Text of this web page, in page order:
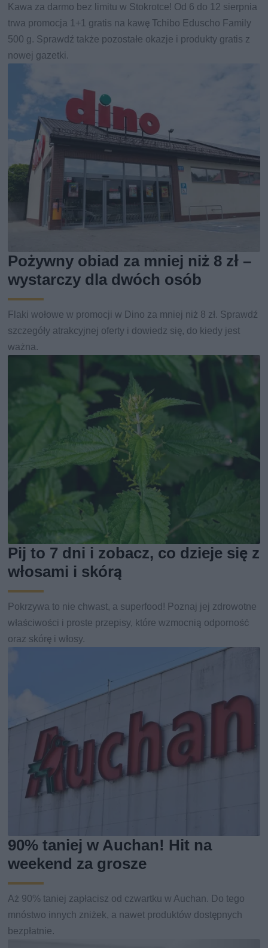
Kawa za darmo bez limitu w Stokrotce! Od 6 do 12 sierpnia
trwa promocja 1+1 gratis na kawę Tchibo Eduscho Family
500 g. Sprawdź także pozostałe okazje i produkty gratis z
nowej gazetki.
Pożywny obiad za mniej niż 8 zł –
wystarczy dla dwóch osób
Flaki wołowe w promocji w Dino za mniej niż 8 zł. Sprawdź
szczegóły atrakcyjnej oferty i dowiedz się, do kiedy jest
ważna.
Pij to 7 dni i zobacz, co dzieje się z
włosami i skórą
Pokrzywa to nie chwast, a superfood! Poznaj jej zdrowotne
właściwości i proste przepisy, które wzmocnią odporność
oraz skórę i włosy.
90% taniej w Auchan! Hit na
weekend za grosze
Aż 90% taniej zapłacisz od czwartku w Auchan. Do tego
mnóstwo innych zniżek, a nawet produktów dostępnych
bezpłatnie.